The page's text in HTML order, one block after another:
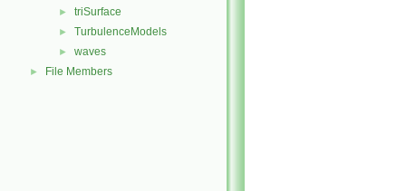
► triSurface
► TurbulenceModels
► waves
► File Members